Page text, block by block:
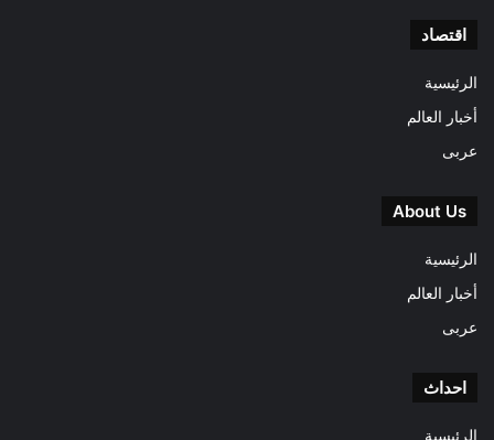
اقتصاد
الرئيسية
أخبار العالم
عربى
About Us
الرئيسية
أخبار العالم
عربى
احداث
الرئيسية